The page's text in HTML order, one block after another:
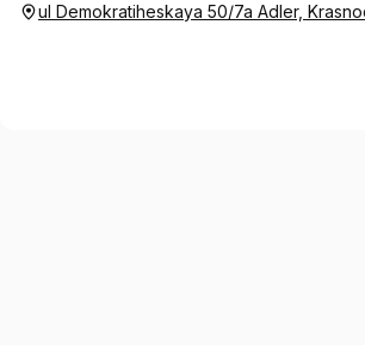
ul Demokratiheskaya 50/7a Adler,